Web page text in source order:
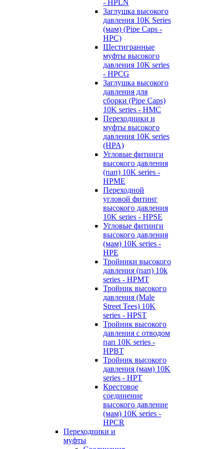
- HPLN
Заглушка высокого
давления 10K Series
(мам) (Pipe Caps -
HPC)
Шестигранные
муфты высокого
давления 10K series
- HPCG
Заглушка высокого
давления для
сборки (Pipe Caps)
10K series - HMC
Переходники и
муфты высокого
давления 10K series
(HPA)
Угловые фитинги
высокого давления
(пап) 10K series -
HPME
Переходной
угловой фитинг
высокого давления
10K series - HPSE
Угловые фитинги
высокого давления
(мам) 10K series -
HPE
Тройники высокого
давления (пап) 10k
series - HPMT
Тройник высокого
давления (Male
Street Tees) 10K
series - HPST
Тройник высокого
давления с отводом
пап 10K series -
HPBT
Тройник высокого
давления (мам) 10K
series - HPT
Крестовое
соединение
высокого давление
(мам) 10K series -
HPCR
Переходники и
муфты